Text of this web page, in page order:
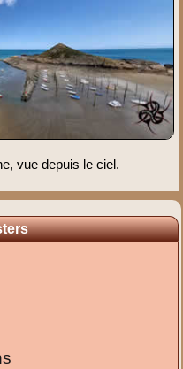
vue depuis le ciel.